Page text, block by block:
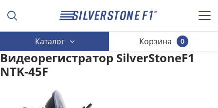
Каталог 0
Корзина
Видеорегистратор SilverStoneF1
NTK-45F